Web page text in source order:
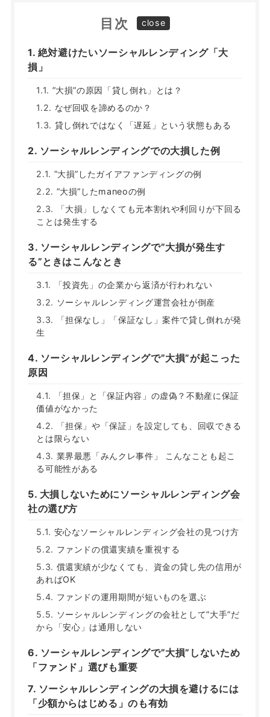
目次
絶対避けたいソーシャルレンディング「大
損」
”大損”の原因「貸し倒れ」とは？
なぜ回収を諦めるのか？
貸し倒れではなく「遅延」という状態もある
ソーシャルレンディングでの大損した例
”大損”したガイアファンディングの例
”大損”したmaneoの例
「大損」しなくても元本割れや利回りが下回る
ことは発生する
ソーシャルレンディングで”大損が発生す
る”ときはこんなとき
「投資先」の企業から返済が行われない
ソーシャルレンディング運営会社が倒産
「担保なし」「保証なし」案件で貸し倒れが発
生
ソーシャルレンディングで”大損”が起こった
原因
「担保」と「保証内容」の虚偽？不動産に保証
価値がなかった
「担保」や「保証」を設定しても、回収できる
とは限らない
業界最悪「みんクレ事件」 こんなことも起こ
る可能性がある
大損しないためにソーシャルレンディング会
社の選び方
安心なソーシャルレンディング会社の見つけ方
ファンドの償還実績を重視する
償還実績が少なくても、資金の貸し先の信用が
あればOK
ファンドの運用期間が短いものを選ぶ
ソーシャルレンディングの会社として”大手”だ
から「安心」は通用しない
ソーシャルレンディングで”大損”しないため
「ファンド」選びも重要
ソーシャルレンディングの大損を避けるには
「少額からはじめる」のも有効